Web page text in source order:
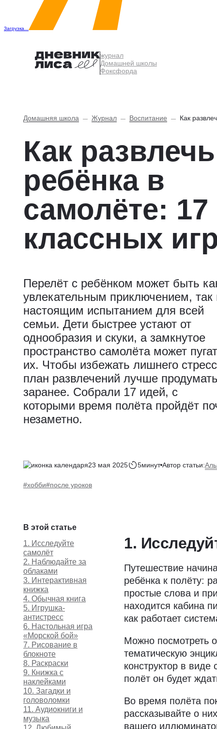
Загрузка...
журнал
Домашней школы
Фоксфорда
Домашняя школа Журнал Воспитание Как
Как развлечь
ребёнка в
самолёте: 17
классных
Перелёт с ребёнком может быть
увлекательным приключением, так
настоящим испытанием для всей
семьи. Дети быстрее устают от
однообразия и скуки, а замкнутое
пространство самолёта может
их. Чтобы избежать лишнего
план развлечений лучше
заранее. Собрали 17 идей, с
которыми время полёта пройдёт
незаметно.
23 мая 2025 5минут Автор статьи:
#хобби#после уроков
В этой статье
1. Исследуйте
самолёт
2. Наблюдайте за
облаками
3. Интерактивная
книжка
4. Обычная книга
5. Игрушка-
антистресс
6. Настольная игра
«Морской бой»
7. Рисование в
блокноте
8. Раскраски
9. Книжка с
наклейками
10. Загадки и
головоломки
11. Аудиокниги и
музыка
1.
Путешествие
ребёнка к полёту:
простые слова и
находится кабина
как работает
Можно посмотреть
тематическую
конструктор в
полёт он будет
Во время полёта
рассказывайте о
вашего